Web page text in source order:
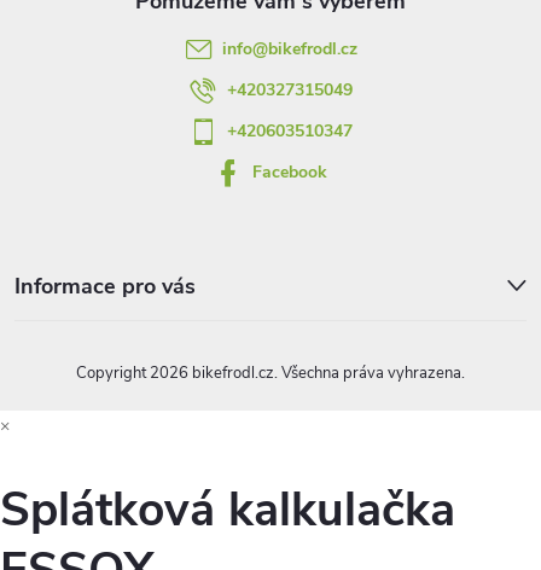
info@bikefrodl.cz
+420327315049
+420603510347
Facebook
Informace pro vás
Copyright 2026 bikefrodl.cz. Všechna práva vyhrazena.
×
Splátková kalkulačka